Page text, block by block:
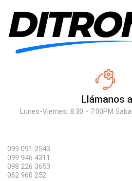
Llámanos
Lunes-Viernes: 8:30 - 7:00PM
099 091 2543
099 946 4311
098 226 3653
062 960 252